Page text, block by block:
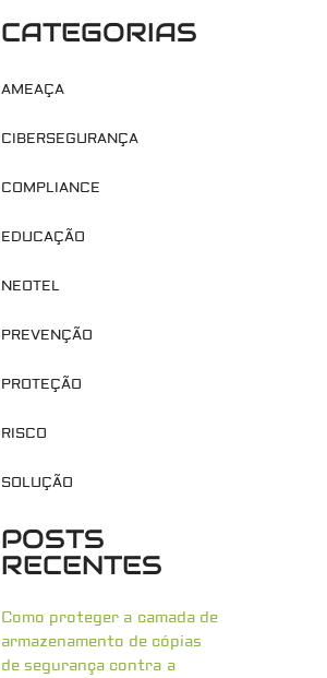
CATEGORIAS
AMEAÇA
CIBERSEGURANÇA
COMPLIANCE
EDUCAÇÃO
NEOTEL
PREVENÇÃO
PROTEÇÃO
RISCO
SOLUÇÃO
POSTS
RECENTES
Como proteger a camada de
armazenamento de cópias
de segurança contra a